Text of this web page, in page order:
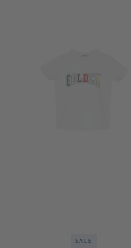
SALE